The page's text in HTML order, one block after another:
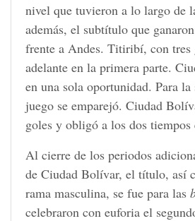
nivel que tuvieron a lo largo de
además, el subtítulo que
frente a Andes. Titiribí, con tres
adelante en la primera parte.
en una sola oportunidad. Para la
juego se emparejó. Ciudad
goles y obligó a los dos tiempos
Al cierre de los periodos
de Ciudad Bolívar, el título, así
rama masculina, se fue para las
celebraron con euforia el